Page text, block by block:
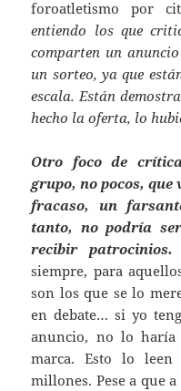
foroatletismo por
entiendo los que
comparten un
un sorteo, ya que
escala. Están
hecho la oferta, lo
Otro foco de
grupo, no pocos, que
fracaso, un
tanto, no podría
recibir patrocinios.
siempre, para
son los que se lo
en debate… si yo
anuncio, no lo
marca. Esto lo
millones. Pese a que